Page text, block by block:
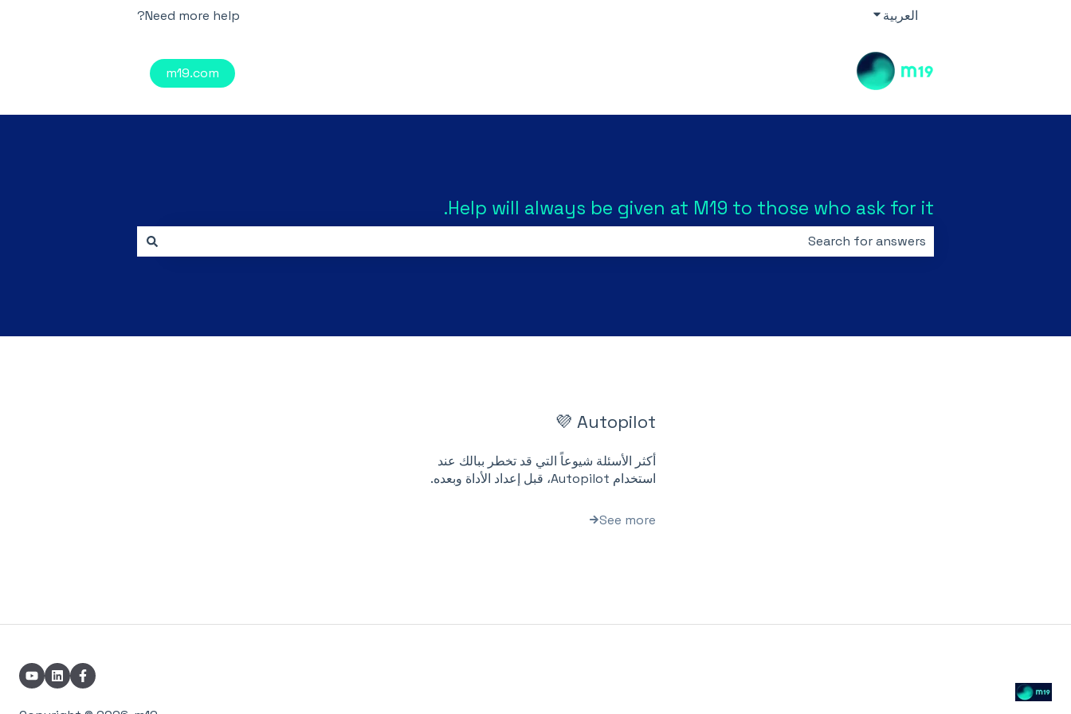
العربيةShow submenu for translations
Need more help?
m19.com
Help will always be given at M19 to those who ask for it.
Autopilot 💜
أكثر الأسئلة شيوعاً التي قد تخطر ببالك عند
استخدام Autopilot، قبل إعداد الأداة وبعده.
See more